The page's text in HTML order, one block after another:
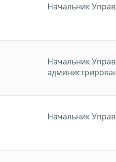
Начальник
Начальник
Начальник